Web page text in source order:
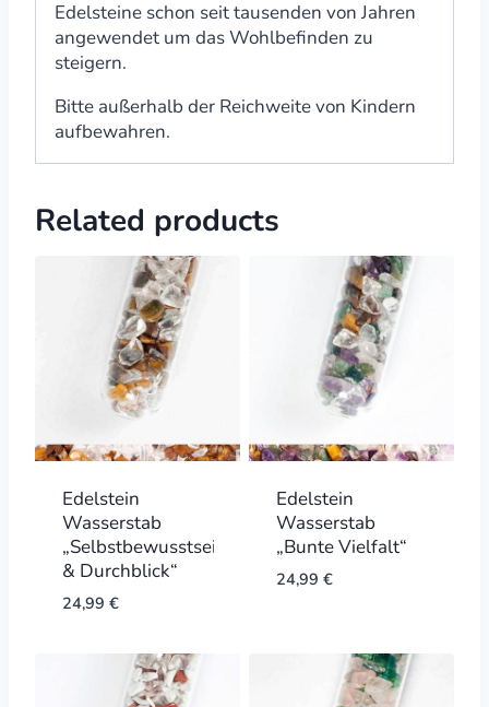
Edelsteine schon seit tausenden von Jahren
angewendet um das Wohlbefinden zu
steigern.
Bitte außerhalb der Reichweite von Kindern
aufbewahren.
Related products
Edelstein
Wasserstab
„Selbstbewusstsein
& Durchblick“
24,99 €
Edelstein
Wasserstab
„Bunte Vielfalt“
24,99 €